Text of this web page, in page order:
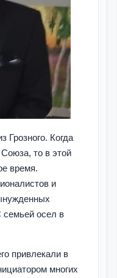
Грозного. Когда
то в этой
время.
и
семьей осел в
привлекали в
многих